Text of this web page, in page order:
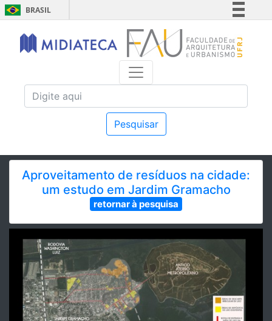
BRASIL
Simplifique!
Comunica BR
Acesso à informação
Pesquisar
Aproveitamento de resíduos na cidade:
um estudo em Jardim Gramacho
retornar à pesquisa